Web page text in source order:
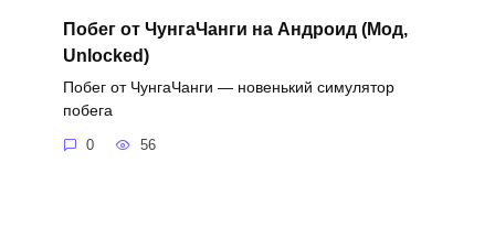
Побег от ЧунгаЧанги на Андроид (Мод,
Unlocked)
Побег от ЧунгаЧанги — новенький симулятор
побега
0 56